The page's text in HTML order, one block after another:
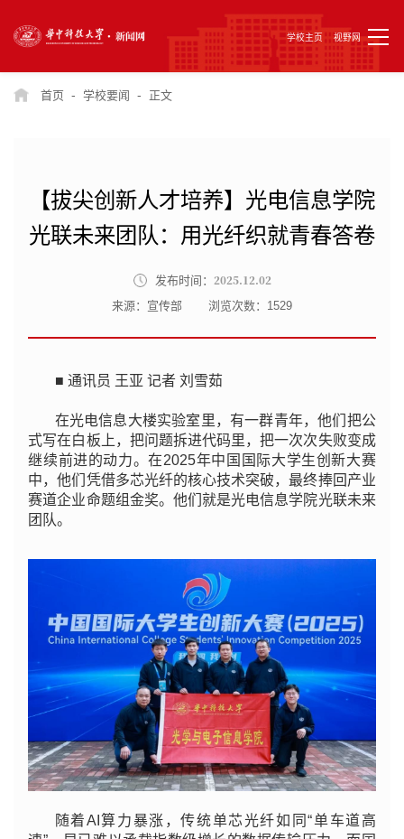
学校主页 视野网
首页 - 学校要闻 - 正文
【拔尖创新人才培养】光电信息学院
光联未来团队：用光纤织就青春答卷
发布时间： 2025.12.02
来源：宣传部 浏览次数： 1529
■ 通讯员 王亚 记者 刘雪茹
在光电信息大楼实验室里，有一群青年，他们把公
式写在白板上，把问题拆进代码里，把一次次失败变成
继续前进的动力。在2025年中国国际大学生创新大赛
中，他们凭借多芯光纤的核心技术突破，最终捧回产业
赛道企业命题组金奖。他们就是光电信息学院光联未来
团队。
随着AI算力暴涨，传统单芯光纤如同“单车道高